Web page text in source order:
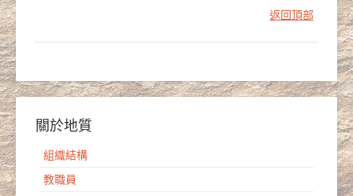
返回頂部
關於地質
組織結構
教職員